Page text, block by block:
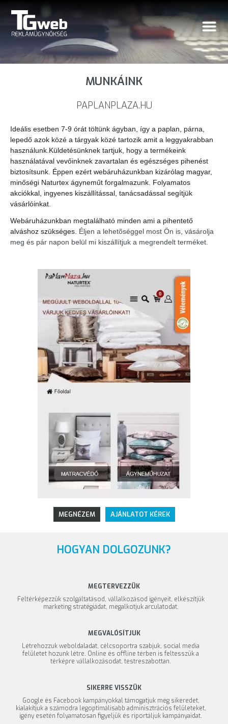
MUNKÁINK
PAPLANPLAZA.HU
Ideális esetben 7-9 órát töltünk ágyban, így a paplan, párna,
lepedő azok közé a tárgyak közé tartozik amit a leggyakrabban
használunk.Küldetésünknek tartjuk, hogy a termékeink
használatával vevőinknek zavartalan és egészséges pihenést
biztosítsunk. Éppen ezért webáruházunkban kizárólag magyar,
minőségi Naturtex ágyneműt forgalmazunk. Folyamatos
akciókkal, ingyenes kiszállítással, tanácsadással segítjük
vásárlóinkat.
Webáruházunkban megtalálható minden ami a pihentető
alváshoz szükséges. Éljen a lehetõséggel most Ön is, vásárolja
meg és pár napon belül mi kiszállítjuk a megrendelt terméket.
MEGNÉZEM AJÁNLATOT KÉREK
HOGYAN DOLGOZUNK?
MEGTERVEZZÜK
Feltérképezzük szolgáltatásod, vállalkozásod igényeit, elkészítjük
marketing stratégiádat, megalkotjuk arculatodat.
MEGVALÓSÍTJUK
Létrehozzuk weboldaladat, célcsoportra szabjuk, social media
felületet hozunk létre. Online és offline térben is feltesszük a
térképre vállalkozásodat, testreszabottan.
SIKERRE VISSZÜK
Google és Facebook kampányokkal támogatjuk meg sikeredet,
kialakítjuk a számodra legoptimálisabb adminisztrációs felületeket,
igény esetén folyamatosan figyeljük és riportáljuk kampányaidat.